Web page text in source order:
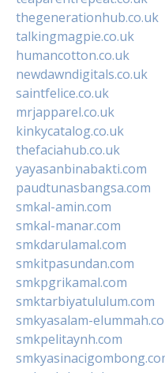
thegenerationhub.co.uk
talkingmagpie.co.uk
humancotton.co.uk
newdawndigitals.co.uk
saintfelice.co.uk
mrjapparel.co.uk
kinkycatalog.co.uk
thefaciahub.co.uk
yayasanbinabakti.com
paudtunasbangsa.com
smkal-amin.com
smkal-manar.com
smkdarulamal.com
smkitpasundan.com
smkpgrikamal.com
smktarbiyatululum.com
smkyasalam-
smkpelitaynh.com